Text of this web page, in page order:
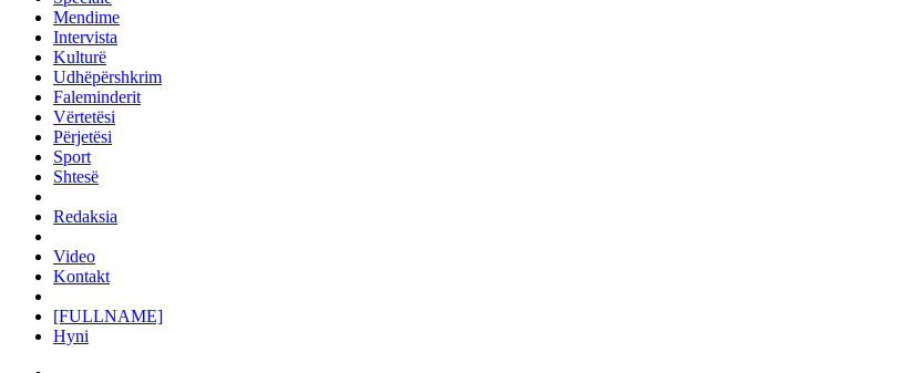
Mendime
Intervista
Kulturë
Udhëpërshkrim
Faleminderit
Vërtetësi
Përjetësi
Sport
Shtesë
Redaksia
Video
Kontakt
[FULLNAME]
Hyni